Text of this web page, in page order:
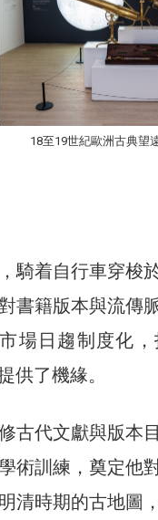
18至19世紀歐洲古典望
騎着自行車穿梭
書籍版本與流傳
場日趨制度化
供了機緣。
古代文獻與版本
術訓練，奠定他
清時期的古地圖